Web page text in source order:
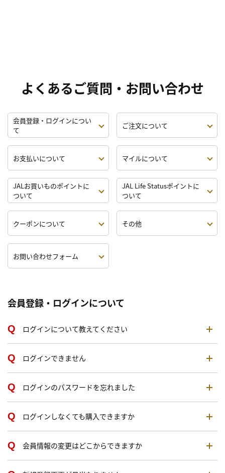
よくあるご質問・お問い合わせ
会員登録・ログインについ
て
ご注文について
お支払いについて マイルについて
JALお買いものポイントに
ついて
JAL Life Statusポイントに
ついて
クーポンについて その他
お問い合わせフォーム
会員登録・ログインについて
ログインについて教えてください
ログインできません
ログインのパスワードを忘れました
ログインしなくても購入できますか
会員情報の変更はどこからできますか